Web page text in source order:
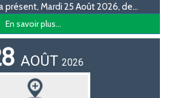
présent, Mardi 25 Août 2026, de...
En savoir plus...
AOÛT 2026